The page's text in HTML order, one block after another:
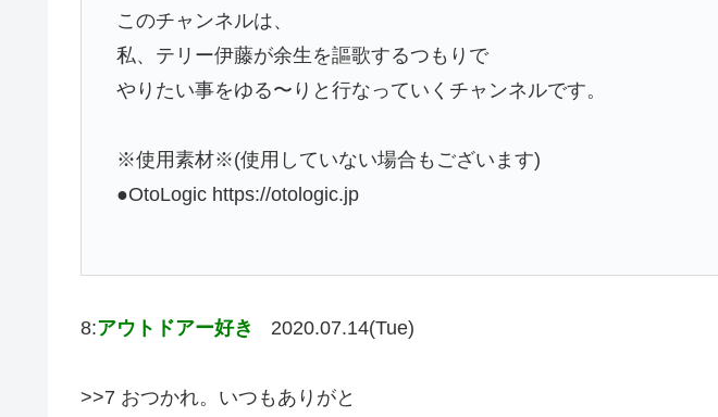
このチャンネルは、
私、テリー伊藤が余生を謳歌するつもりで
やりたい事をゆる〜りと行なっていくチャンネルです。
※使用素材※(使用していない場合もございます)
●OtoLogic https://otologic.jp
8:アウトドアー好き 2020.07.14(Tue)
>>7 おつかれ。いつもありがと